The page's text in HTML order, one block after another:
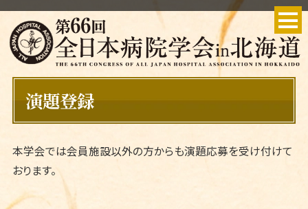
演題登録
本学会では会員施設以外の方からも演題応募を受け付けて
おります。